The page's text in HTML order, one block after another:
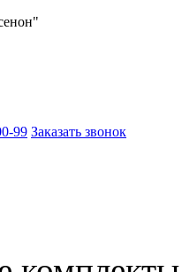
99 Заказать звонок